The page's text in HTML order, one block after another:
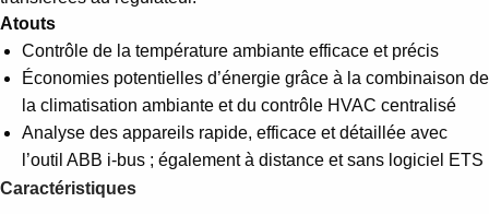
Suggestions
Products
See more products
Atouts
Contrôle de la température ambiante efficace et précis
Économies potentielles d’énergie grâce à la combinaison de
la climatisation ambiante et du contrôle HVAC centralisé
Analyse des appareils rapide, efficace et détaillée avec
l’outil ABB i-bus ; également à distance et sans logiciel ETS
Caractéristiques